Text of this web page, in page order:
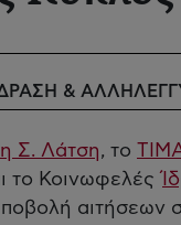
&
Σ. Λάτση, το
το Κοινωφελές
αιτήσεων